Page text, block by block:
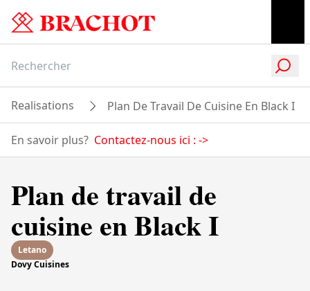
Realisations Plan De Travail De Cuisine En Black I
En savoir plus? Contactez-nous ici : ->
Plan de travail de
cuisine en Black I
Letano
Dovy Cuisines